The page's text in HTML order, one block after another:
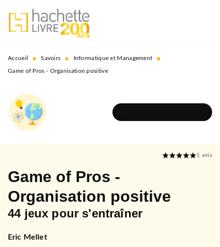
MENU RECHERCHE
PIED DE PAGE
Accueil • Savoirs • Informatique et Management •
Game of Pros - Organisation positive
1 avis
Game of Pros -
Organisation positive
44 jeux pour s'entraîner
Eric Mellet